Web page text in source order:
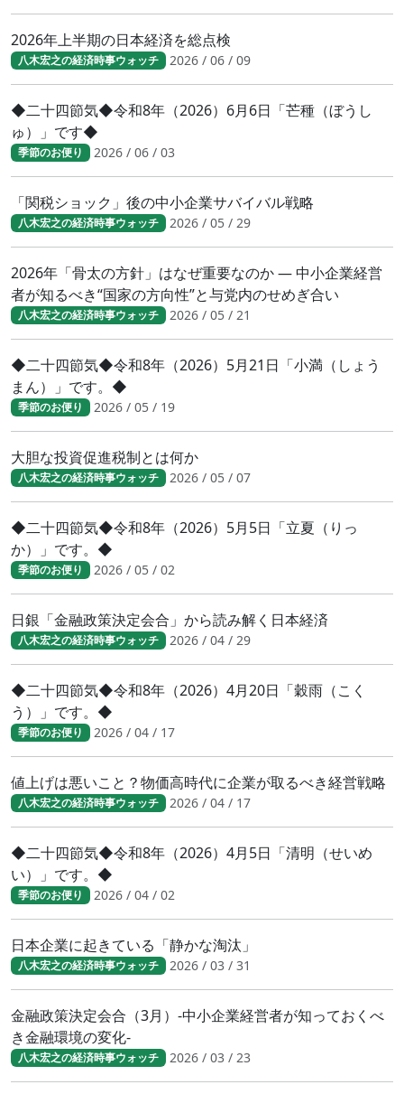
2026年上半期の日本経済を総点検
八木宏之の経済時事ウォッチ 2026 / 06 / 09
◆二十四節気◆令和8年（2026）6月6日「芒種（ぼうし
ゅ）」です◆
季節のお便り 2026 / 06 / 03
「関税ショック」後の中小企業サバイバル戦略
八木宏之の経済時事ウォッチ 2026 / 05 / 29
2026年「骨太の方針」はなぜ重要なのか ― 中小企業経営
者が知るべき“国家の方向性”と与党内のせめぎ合い
八木宏之の経済時事ウォッチ 2026 / 05 / 21
◆二十四節気◆令和8年（2026）5月21日「小満（しょう
まん）」です。◆
季節のお便り 2026 / 05 / 19
大胆な投資促進税制とは何か
八木宏之の経済時事ウォッチ 2026 / 05 / 07
◆二十四節気◆令和8年（2026）5月5日「立夏（りっ
か）」です。◆
季節のお便り 2026 / 05 / 02
日銀「金融政策決定会合」から読み解く日本経済
八木宏之の経済時事ウォッチ 2026 / 04 / 29
◆二十四節気◆令和8年（2026）4月20日「穀雨（こく
う）」です。◆
季節のお便り 2026 / 04 / 17
値上げは悪いこと？物価高時代に企業が取るべき経営戦略
八木宏之の経済時事ウォッチ 2026 / 04 / 17
◆二十四節気◆令和8年（2026）4月5日「清明（せいめ
い）」です。◆
季節のお便り 2026 / 04 / 02
日本企業に起きている「静かな淘汰」
八木宏之の経済時事ウォッチ 2026 / 03 / 31
金融政策決定会合（3月）-中小企業経営者が知っておくべ
き金融環境の変化-
八木宏之の経済時事ウォッチ 2026 / 03 / 23